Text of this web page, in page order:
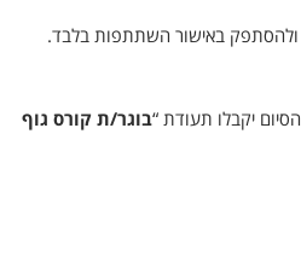
ולהסתפק באישור השתתפות בלבד.
יקבלו תעודת “בוגר/ת קורס גוף